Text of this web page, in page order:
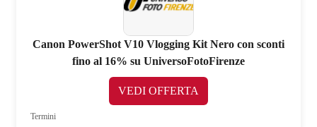
Canon PowerShot V10 Vlogging Kit Nero con sconti
fino al 16% su UniversoFotoFirenze
VEDI OFFERTA
Termini